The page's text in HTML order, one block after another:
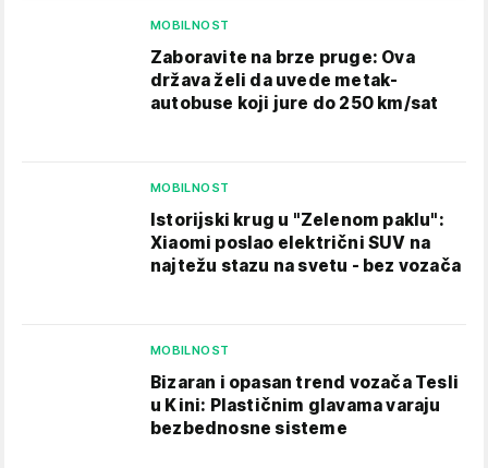
MOBILNOST
Zaboravite na brze pruge: Ova
država želi da uvede metak-
autobuse koji jure do 250 km/sat
MOBILNOST
Istorijski krug u "Zelenom paklu":
Xiaomi poslao električni SUV na
najtežu stazu na svetu - bez vozača
MOBILNOST
Bizaran i opasan trend vozača Tesli
u Kini: Plastičnim glavama varaju
bezbednosne sisteme